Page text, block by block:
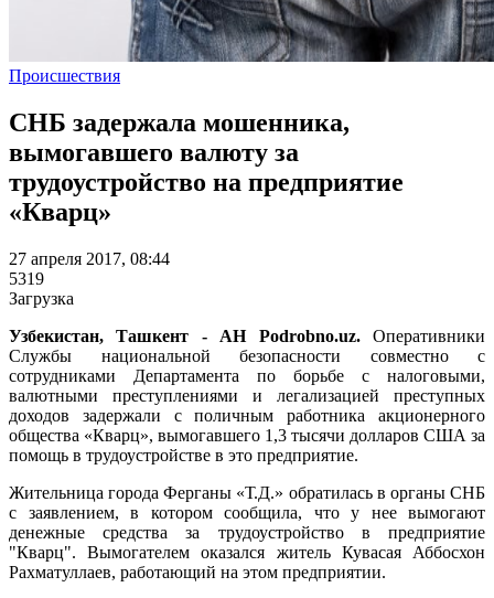
Происшествия
СНБ задержала мошенника,
вымогавшего валюту за
трудоустройство на предприятие
«Кварц»
27 апреля 2017, 08:44
5319
Загрузка
Узбекистан, Ташкент - АН Podrobno.uz.Оперативники
Службы национальной безопасности совместно с
сотрудниками Департамента по борьбе с налоговыми,
валютными преступлениями и легализацией преступных
доходов задержали с поличным работника акционерного
общества «Кварц», вымогавшего 1,3 тысячи долларов США за
помощь в трудоустройстве в это предприятие.
Жительница города Ферганы «Т.Д.» обратилась в органы СНБ
с заявлением, в котором сообщила, что у нее вымогают
денежные средства за трудоустройство в предприятие
"Кварц". Вымогателем оказался житель Кувасая Аббосхон
Рахматуллаев, работающий на этом предприятии.